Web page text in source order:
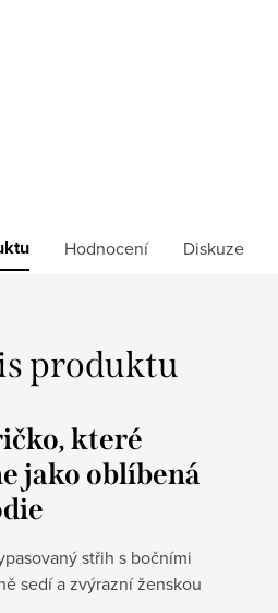
Hodnocení Diskuze
produktu
které
jako oblíbená
střih s bočními
sedí a zvýrazní ženskou